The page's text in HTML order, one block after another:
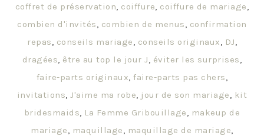
coffret de préservation, coiffure, coiffure de mariage,
combien d'invités, combien de menus, confirmation
repas, conseils mariage, conseils originaux, DJ,
dragées, être au top le jour J, éviter les surprises,
faire-parts originaux,faire-parts pas chers,
invitations,J'aime ma robe, jour de son mariage, kit
bridesmaids, La Femme Gribouillage, makeup de
mariage, maquillage, maquillage de mariage,